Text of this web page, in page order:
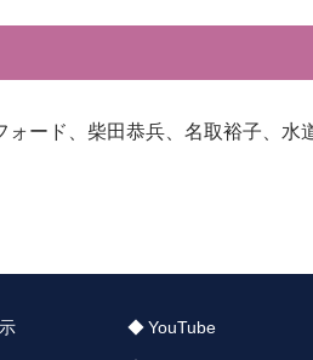
ード、柴田恭兵、名取裕子、水
YouTube